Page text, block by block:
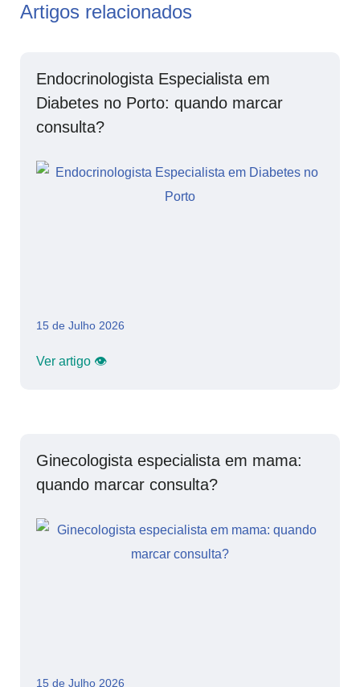
Artigos relacionados
Endocrinologista Especialista em
Diabetes no Porto: quando marcar
consulta?
15 de Julho 2026
Ver artigo 👁
Ginecologista especialista em mama:
quando marcar consulta?
15 de Julho 2026